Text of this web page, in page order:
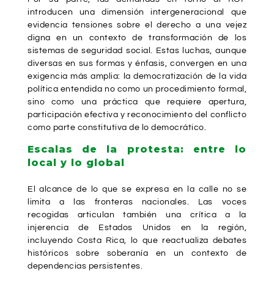
introducen una dimensión intergeneracional que
evidencia tensiones sobre el derecho a una vejez
digna en un contexto de transformación de los
sistemas de seguridad social. Estas luchas, aunque
diversas en sus formas y énfasis, convergen en una
exigencia más amplia: la democratización de la vida
política entendida no como un procedimiento formal,
sino como una práctica que requiere apertura,
participación efectiva y reconocimiento del conflicto
como parte constitutiva de lo democrático.
Escalas de la protesta: entre lo
local y lo global
El alcance de lo que se expresa en la calle no se
limita a las fronteras nacionales. Las voces
recogidas articulan también una crítica a la
injerencia de Estados Unidos en la región,
incluyendo Costa Rica, lo que reactualiza debates
históricos sobre soberanía en un contexto de
dependencias persistentes.